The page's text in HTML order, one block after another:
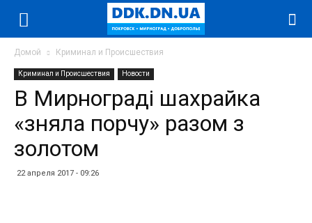
Домой Криминал и Происшествия
Криминал и Происшествия Новости
В Мирнограді шахрайка
«зняла порчу» разом з
золотом
22 апреля 2017 - 09:26